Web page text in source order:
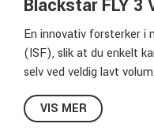
Blackstar FLY
En innovativ forsterker i
(ISF), slik at du enkelt
selv ved veldig lavt
Mye tid og forskning har
balanse som du
VIS MER